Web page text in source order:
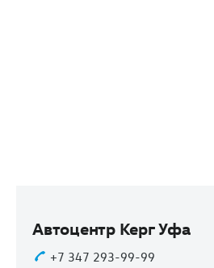
Автоцентр Керг Уфа
+7 347 293-99-99